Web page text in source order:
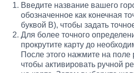
Введите название вашего
обозначенное как конечная
буквой B), чтобы задать
Для более точного
прокрутите карту до
После этого нажмите на поле
чтобы активировать ручной